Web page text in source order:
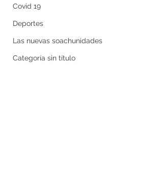
Covid 19
Deportes
Las nuevas soachunidades
Categoría sin título